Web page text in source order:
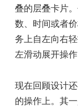
叠的层叠卡片
数、时间或者
务上自左向右
左滑动展开操
现在回顾设计
的操作上。其